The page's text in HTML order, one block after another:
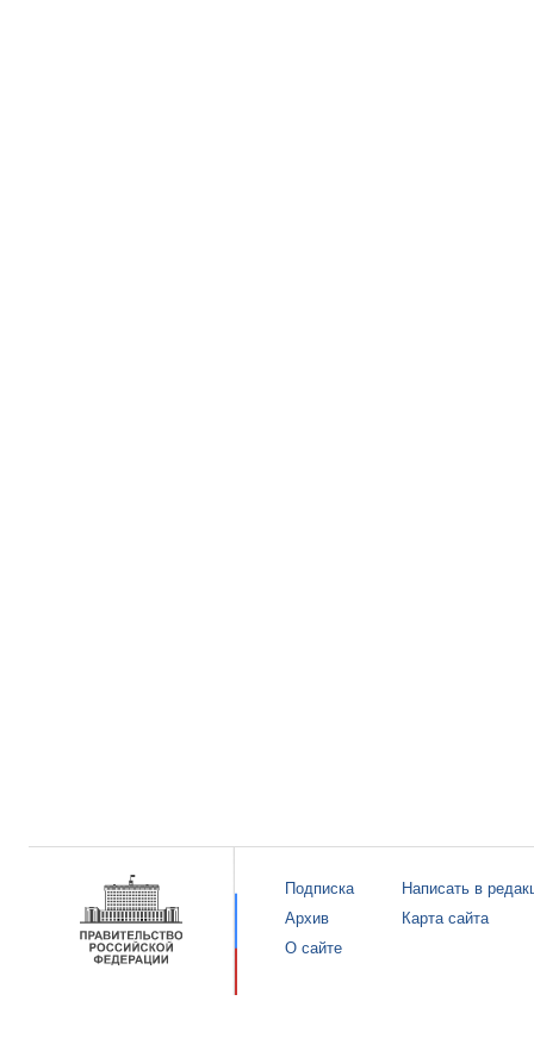
Подписка
Архив
О сайте
Написать в
Карта сайта